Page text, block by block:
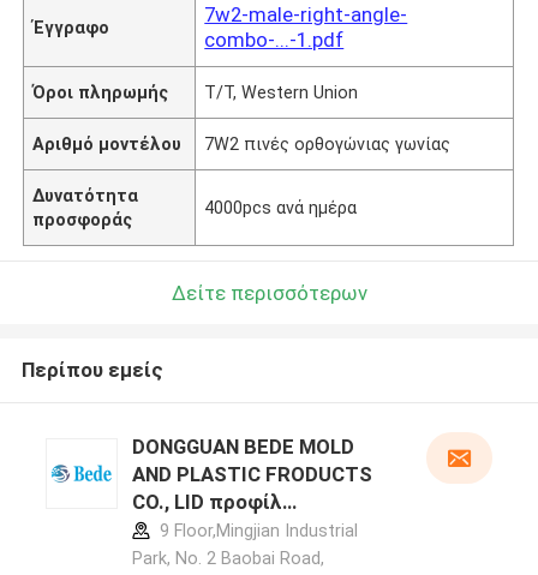
Έγγραφο
7w2-male-right-angle-
combo-...-1.pdf
Όροι πληρωμής T/T, Western Union
Αριθμό μοντέλου 7W2 πινές ορθογώνιας γωνίας
Δυνατότητα
προσφοράς
4000pcs ανά ημέρα
Δείτε περισσότερων
Περίπου εμείς
DONGGUAN BEDE MOLD
AND PLASTIC FRODUCTS
CO., LID προφίλ
κατασκευαστή
9 Floor,Mingjian Industrial
Park, No. 2 Baobai Road,